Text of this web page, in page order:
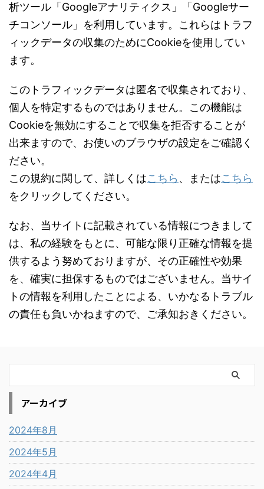
析ツール「Googleアナリティクス」「Googleサー
チコンソール」を利用しています。これらはトラフ
ィックデータの収集のためにCookieを使用してい
ます。
このトラフィックデータは匿名で収集されており、
個人を特定するものではありません。この機能は
Cookieを無効にすることで収集を拒否することが
出来ますので、お使いのブラウザの設定をご確認く
ださい。
この規約に関して、詳しくはこちら 、またはこちら
をクリックしてください。
なお、当サイトに記載されている情報につきまして
は、私の経験をもとに、可能な限り正確な情報を提
供するよう努めておりますが、その正確性や効果
を、確実に担保するものではございません。当サイ
トの情報を利用したことによる、いかなるトラブル
の責任も負いかねますので、ご承知おきください。
アーカイブ
2024年8月
2024年5月
2024年4月